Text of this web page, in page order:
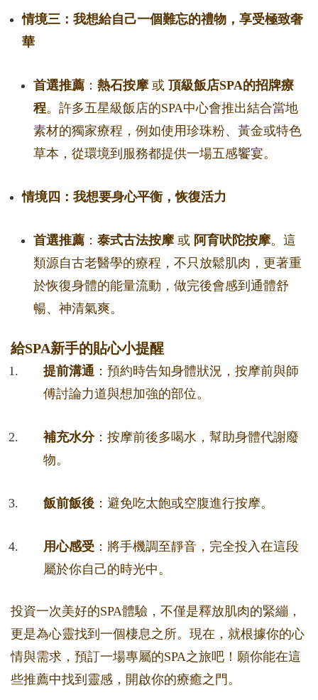
情境三：我想給自己一個難忘的禮物，享受極致奢
華
首選推薦 ： 熱石按摩或 頂級飯店SPA的招牌療
程。許多五星級飯店的SPA中心會推出結合當地
素材的獨家療程，例如使用珍珠粉、黃金或特色
草本，從環境到服務都提供一場五感饗宴。
情境四：我想要身心平衡，恢復活力
首選推薦 ： 泰式古法按摩或 阿育吠陀按摩。這
類源自古老醫學的療程，不只放鬆肌肉，更著重
於恢復身體的能量流動，做完後會感到通體舒
暢、神清氣爽。
給SPA新手的貼心小提醒
提前溝通 ：預約時告知身體狀況，按摩前與師
傅討論力道與想加強的部位。
補充水分：按摩前後多喝水，幫助身體代謝廢
物。
飯前飯後 ：避免吃太飽或空腹進行按摩。
用心感受 ：將手機調至靜音，完全投入在這段
屬於你自己的時光中。
投資一次美好的SPA體驗，不僅是釋放肌肉的緊繃，
更是為心靈找到一個棲息之所。現在，就根據你的心
情與需求，預訂一場專屬的SPA之旅吧！願你能在這
些推薦中找到靈感，開啟你的療癒之門。